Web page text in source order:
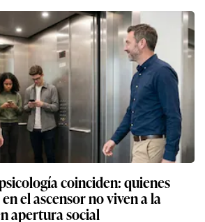
coinciden: quienes
el ascensor no viven a la
apertura social